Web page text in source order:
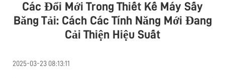
Các Đổi Mới Trong Thiết Kế Máy Sấy
Băng Tải: Cách Các Tính Năng Mới Đang
Cải Thiện Hiệu Suất
2025-03-23 08:13:11